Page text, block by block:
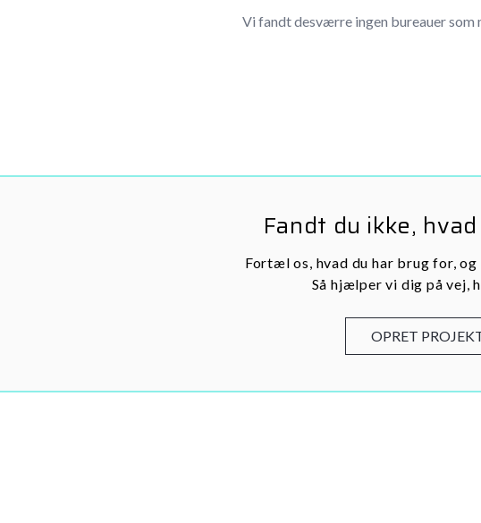
Vi fandt desværre ingen bureauer som
Fandt du ikke,
Fortæl os, hvad du har brug for, og
Så hjælper vi dig på vej,
OPRET